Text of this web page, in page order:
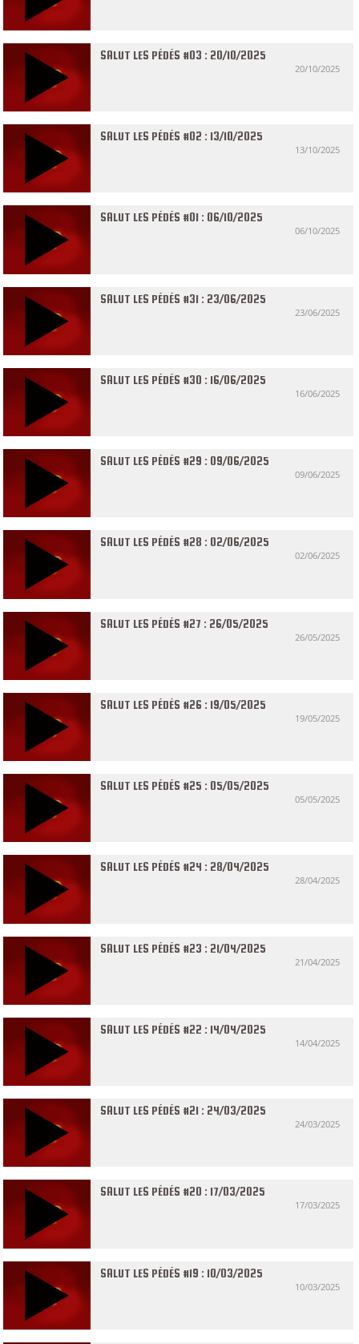
SALUT LES PÉDÉS #03 : 20/10/2025
20/10/2025
SALUT LES PÉDÉS #02 : 13/10/2025
13/10/2025
SALUT LES PÉDÉS #01 : 06/10/2025
06/10/2025
SALUT LES PÉDÉS #31 : 23/06/2025
23/06/2025
SALUT LES PÉDÉS #30 : 16/06/2025
16/06/2025
SALUT LES PÉDÉS #29 : 09/06/2025
09/06/2025
SALUT LES PÉDÉS #28 : 02/06/2025
02/06/2025
SALUT LES PÉDÉS #27 : 26/05/2025
26/05/2025
SALUT LES PÉDÉS #26 : 19/05/2025
19/05/2025
SALUT LES PÉDÉS #25 : 05/05/2025
05/05/2025
SALUT LES PÉDÉS #24 : 28/04/2025
28/04/2025
SALUT LES PÉDÉS #23 : 21/04/2025
21/04/2025
SALUT LES PÉDÉS #22 : 14/04/2025
14/04/2025
SALUT LES PÉDÉS #21 : 24/03/2025
24/03/2025
SALUT LES PÉDÉS #20 : 17/03/2025
17/03/2025
SALUT LES PÉDÉS #19 : 10/03/2025
10/03/2025